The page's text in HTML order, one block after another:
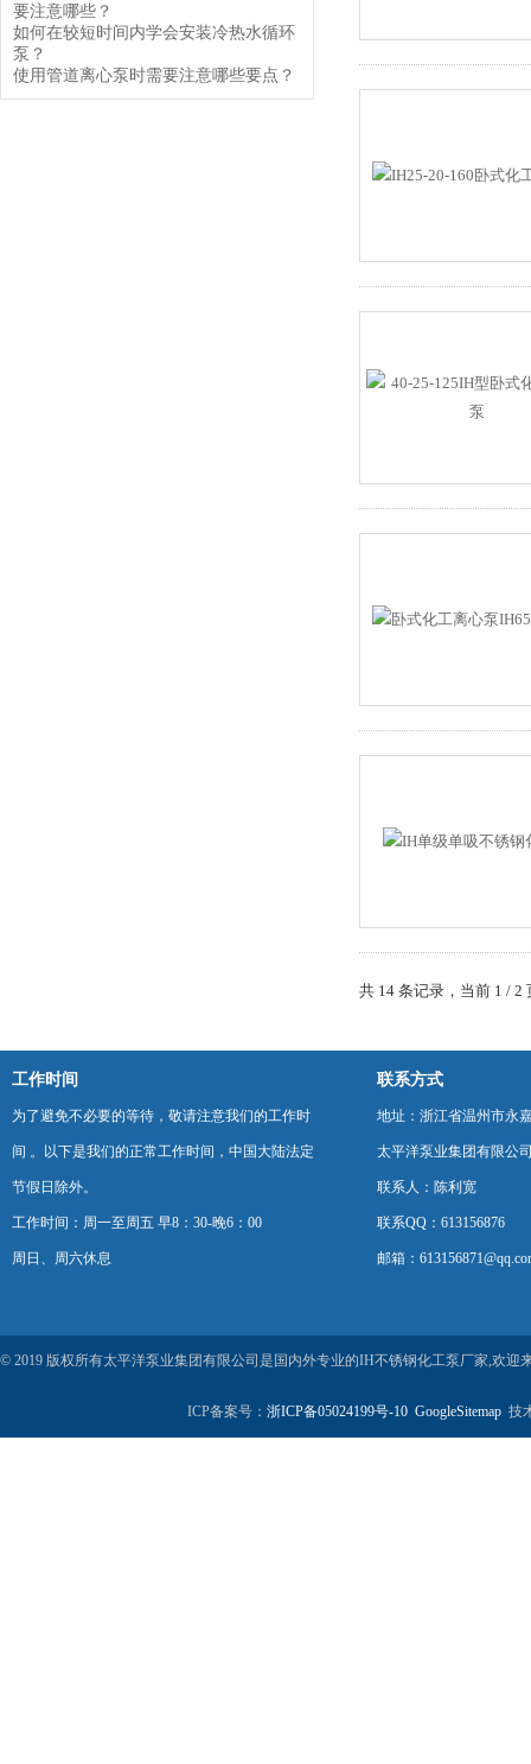
要注意哪些？
如何在较短时间内学会安装冷热水循环
泵？
使用管道离心泵时需要注意哪些要点？
共 14 条记录，当前 1 /
工作时间
为了避免不必要的等待，敬请注意我们的工作时
间 。以下是我们的正常工作时间，中国大陆法定
节假日除外。
工作时间：周一至周五 早8：30-晚6：00
周日、周六休息
联系方式
地址：浙江省温州市永
太平洋泵业集团有限公
联系人：陈利宽
联系QQ：613156876
邮箱：
© 2019 版权所有太平洋泵业集团有限公司是国内外专业的IH不锈钢化工泵厂家,欢
ICP备案号： 浙ICP备05024199号-10 GoogleSitemap 技